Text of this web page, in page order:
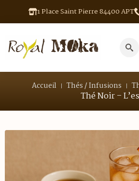
1 Place Saint Pierre 84400 APT
for:
Accueil Thés / Infusions
Thé Noir –